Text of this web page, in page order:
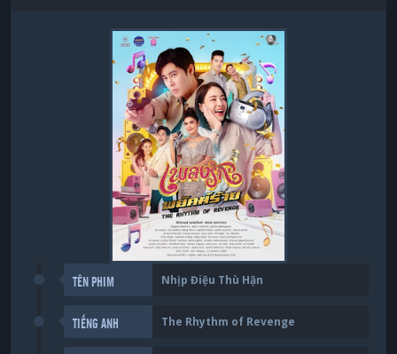
TÊN PHIM Nhịp Điệu Thù Hận
TIẾNG ANH The Rhythm of Revenge